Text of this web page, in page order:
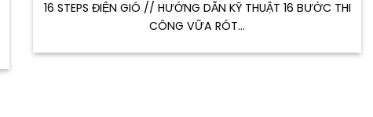
16 STEPS ĐIỆN GIÓ // HƯỚNG DẪN KỸ THUẬT 16 BƯỚC THI
CÔNG VỮA RÓT...